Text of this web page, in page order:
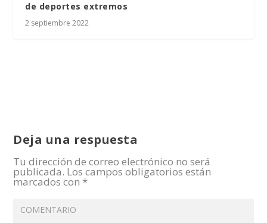
de deportes extremos
2 septiembre 2022
Deja una respuesta
Tu dirección de correo electrónico no será
publicada. Los campos obligatorios están
marcados con *